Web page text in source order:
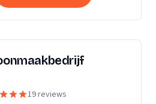
19 reviews